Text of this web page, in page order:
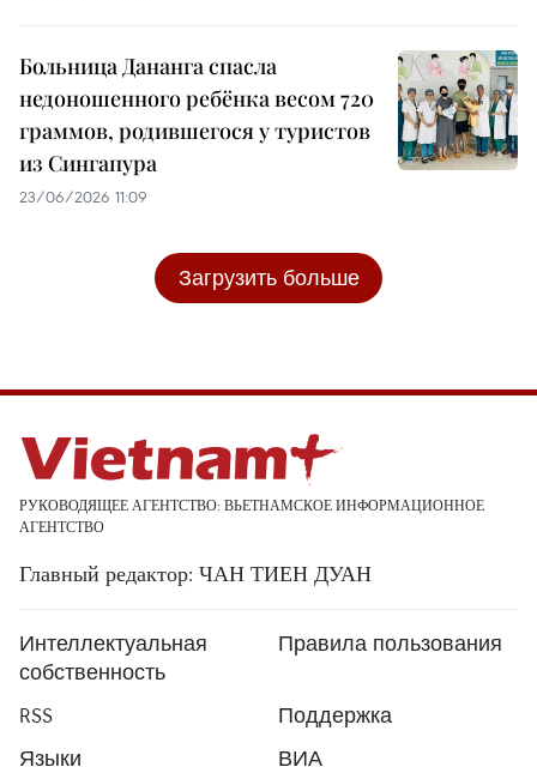
Больница Дананга спасла
недоношенного ребёнка весом 720
граммов, родившегося у туристов
из Сингапура
23/06/2026 11:09
Загрузить больше
РУКОВОДЯЩЕЕ АГЕНТСТВО: ВЬЕТНАМСКОЕ ИНФОРМАЦИОННОЕ
АГЕНТСТВО
Главный редактор: ЧАН ТИЕН ДУАН
Интеллектуальная
собственность
Правила пользования
RSS
Поддержка
Языки
ВИА